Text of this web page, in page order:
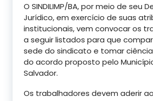
O SINDILIMP/BA, por meio de seu
Jurídico, em exercício de suas
institucionais, vem convocar os
a seguir listados para que
sede do sindicato e tomar
do acordo proposto pelo
Salvador.
Os trabalhadores devem aderir